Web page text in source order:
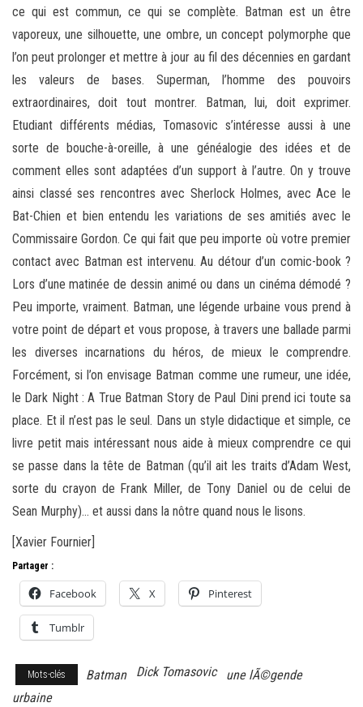
ce qui est commun, ce qui se complète. Batman est un être
vaporeux, une silhouette, une ombre, un concept polymorphe que
l’on peut prolonger et mettre à jour au fil des décennies en gardant
les valeurs de bases. Superman, l’homme des pouvoirs
extraordinaires, doit tout montrer. Batman, lui, doit exprimer.
Etudiant différents médias, Tomasovic s’intéresse aussi à une
sorte de bouche-à-oreille, à une généalogie des idées et de
comment elles sont adaptées d’un support à l’autre. On y trouve
ainsi classé ses rencontres avec Sherlock Holmes, avec Ace le
Bat-Chien et bien entendu les variations de ses amitiés avec le
Commissaire Gordon. Ce qui fait que peu importe où votre premier
contact avec Batman est intervenu. Au détour d’un comic-book ?
Lors d’une matinée de dessin animé ou dans un cinéma démodé ?
Peu importe, vraiment. Batman, une légende urbaine vous prend à
votre point de départ et vous propose, à travers une ballade parmi
les diverses incarnations du héros, de mieux le comprendre.
Forcément, si l’on envisage Batman comme une rumeur, une idée,
le Dark Night : A True Batman Story de Paul Dini prend ici toute sa
place. Et il n’est pas le seul. Dans un style didactique et simple, ce
livre petit mais intéressant nous aide à mieux comprendre ce qui
se passe dans la tête de Batman (qu’il ait les traits d’Adam West,
sorte du crayon de Frank Miller, de Tony Daniel ou de celui de
Sean Murphy)… et aussi dans la nôtre quand nous le lisons.
[Xavier Fournier]
Partager :
Facebook X Pinterest
Tumblr
Mots-clés Batman Dick Tomasovic
une lÃ©gende
urbaine